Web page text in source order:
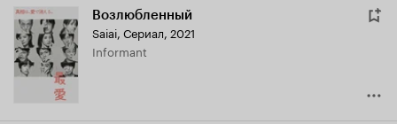
Возлюбленный
Saiai, Сериал, 2021
Informant